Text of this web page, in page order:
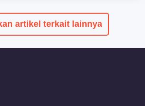
artikel terkait lainnya